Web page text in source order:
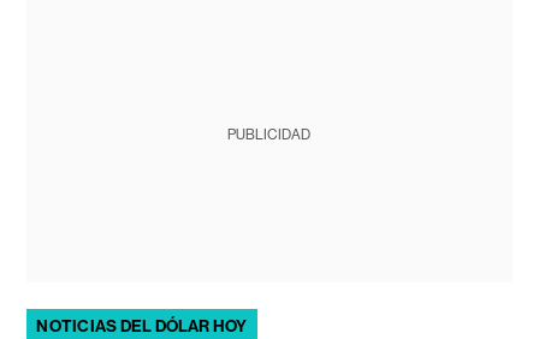
PUBLICIDAD
NOTICIAS DEL DÓLAR HOY